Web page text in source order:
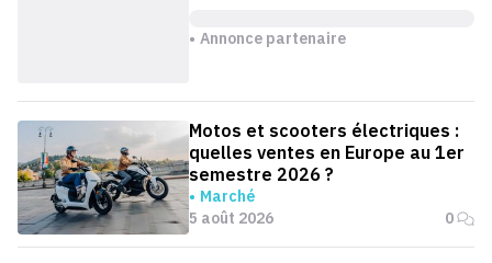
Annonce partenaire
Motos et scooters électriques :
quelles ventes en Europe au 1er
semestre 2026 ?
Marché
5 août 2026
0